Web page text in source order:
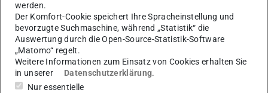
erhält.
Liste aller ASME-Fellows(PDF-Datei)
(wird in neuem Tab geöffnet)
werden.
Der Komfort-Cookie speichert Ihre Spracheinstellung und
bevorzugte Suchmaschine, während „Statistik“ die
Auswertung durch die Open-Source-Statistik-Software
„Matomo“ regelt.
Weitere Informationen zum Einsatz von Cookies erhalten Sie
in unserer
Datenschutzerklärung.
Nur essentielle